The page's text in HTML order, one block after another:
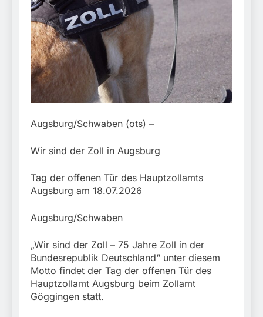
31. Juli 2026
Augsburg/Schwaben (ots) –
Wir sind der Zoll in Augsburg
Tag der offenen Tür des Hauptzollamts
Augsburg am 18.07.2026
Augsburg/Schwaben
„Wir sind der Zoll – 75 Jahre Zoll in der
Bundesrepublik Deutschland“ unter diesem
Motto findet der Tag der offenen Tür des
Hauptzollamt Augsburg beim Zollamt
Göggingen statt.